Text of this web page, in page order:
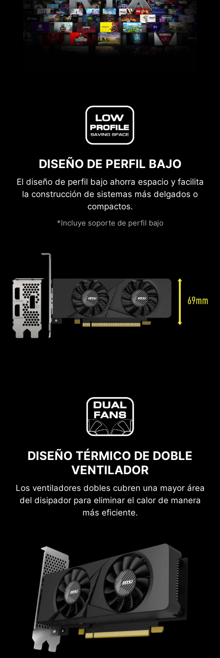
DISEÑO DE PERFIL BAJO
El diseño de perfil bajo ahorra espacio y facilita
la construcción de sistemas más delgados o
compactos.
*Incluye soporte de perfil bajo
DISEÑO TÉRMICO DE DOBLE
VENTILADOR
Los ventiladores dobles cubren una mayor área
del disipador para eliminar el calor de manera
más eficiente.